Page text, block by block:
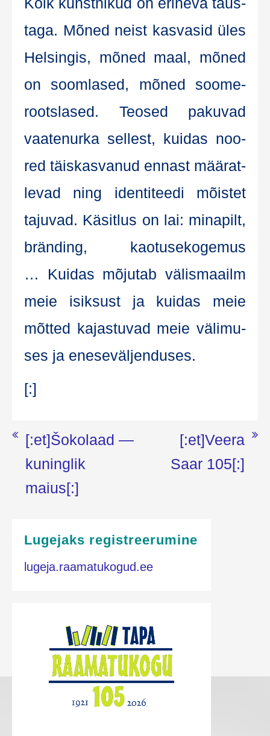
ta­ga. Mõned neist kas­va­sid üles
Hel­sin­gis, mõned maal, mõned
on soom­la­sed, mõned soo­me­
roots­la­sed. Teo­sed paku­vad
vaa­te­nurka sel­lest, kui­das noo­
red täis­kas­va­nud ennast mää­rat­
le­vad ning iden­ti­teedi mõis­tet
taju­vad. Käsit­lus on lai: mina­pilt,
brän­ding, kao­tu­se­ko­ge­mus
… Kui­das mõju­tab välis­maa­ilm
meie isik­sust ja kui­das meie
mõt­ted kajas­tu­vad meie väli­mu­
ses ja eneseväljenduses.
[:]
Navigeerimine
[:et]Šokolaad —
kuninglik
maius[:]
[:et]Veera
Saar 105[:]
Lugejaks registreerumine
lugeja.raamatukogud.ee